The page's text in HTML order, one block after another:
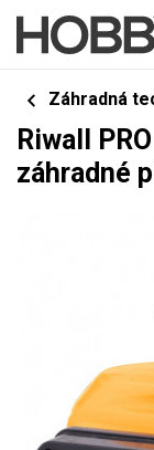
Záhradná
Riwall
záhradné